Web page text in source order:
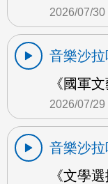
2026/07/30
音樂沙拉
《國軍
2026/07/29
音樂沙拉
《文學